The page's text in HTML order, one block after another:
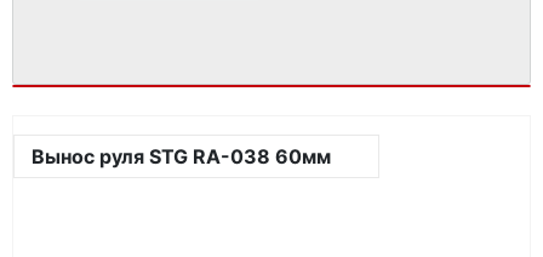
Вынос руля STG RA-038 60мм